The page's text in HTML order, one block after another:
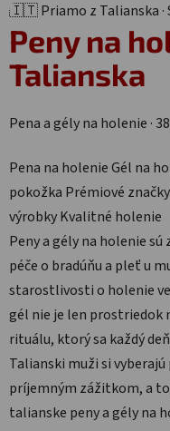
🇮🇹 Priamo z Talianska ·
Peny na
Talianska
Pena a gély na holenie ·
Pena na holenieGél na
pokožka Prémiové značky
výrobkyKvalitné holenie
Peny a gély na holenie
péče o bradúňu a pleť u
starostlivosti o holenie
gél nie je len prostriedok
rituálu, ktorý sa každý
Talianski muži si
príjemným zážitkom, a
talianske peny a gély na